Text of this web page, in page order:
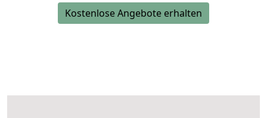
Kostenlose Angebote erhalten